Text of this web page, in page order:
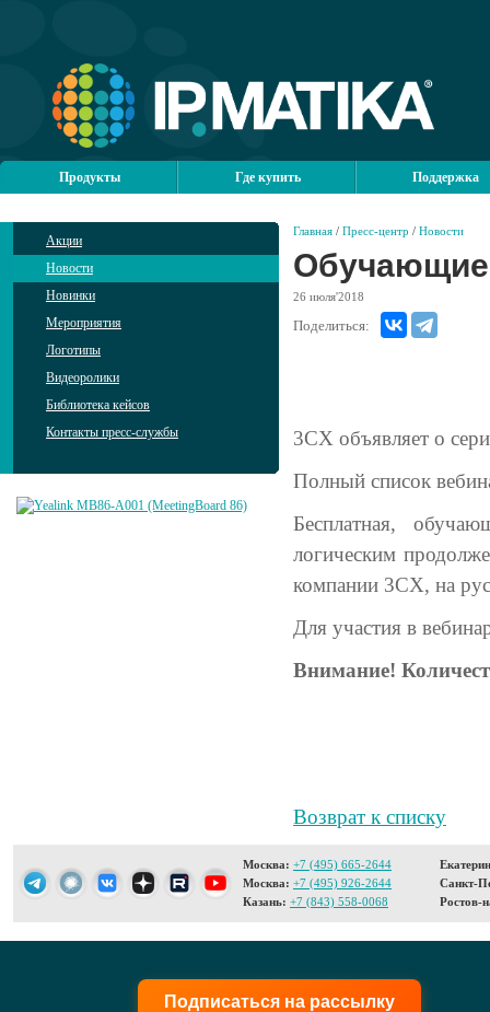
Продукты Где купить Поддержка
Акции
Новости
Новинки
Мероприятия
Логотипы
Видеоролики
Библиотека кейсов
Контакты пресс-службы
Главная / Пресс-центр / Новости
26 июля'2018
Поделиться:
3CX объявляет о
Полный список
Бесплатная,
логическим
компании 3CX, на
Для участия в
Внимание!
Возврат к списку
Москва: +7 (495) 665-2644
Москва: +7 (495) 926-2644
Казань: +7 (843) 558-0068
Санкт-
Ростов-
Подписаться на рассылку